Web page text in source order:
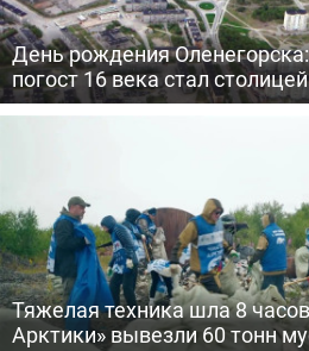
День рождения
погост 16 века стал
Тяжелая техника шла 8
Арктики» вывезли 60 тонн